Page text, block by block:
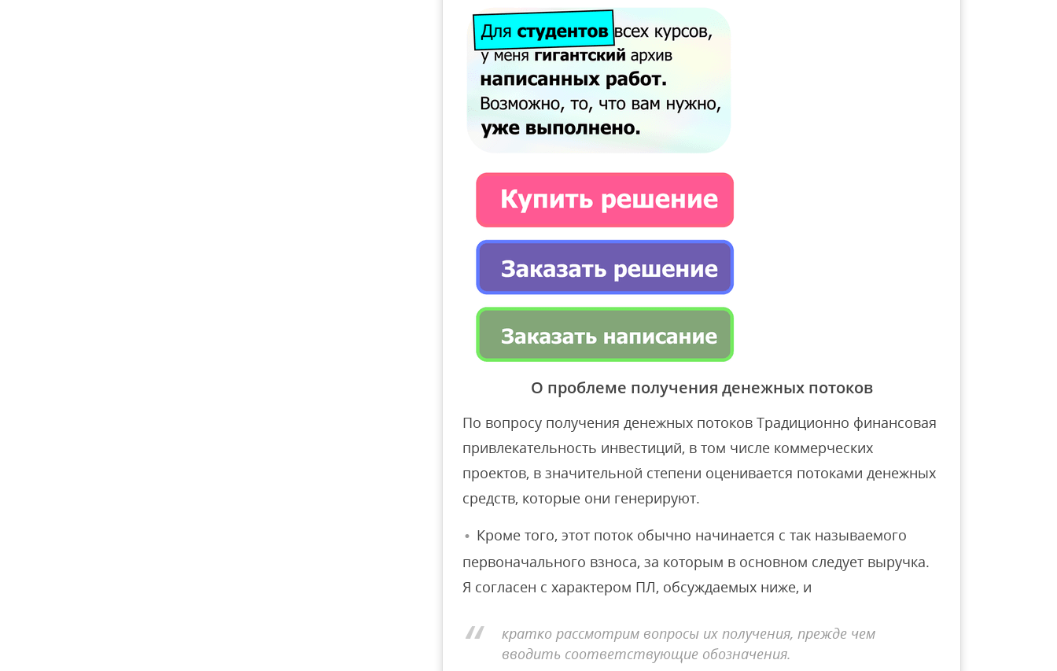
О проблеме получения денежных потоков
По вопросу получения денежных потоков Традиционно финансовая
привлекательность инвестиций, в том числе коммерческих
проектов, в значительной степени оценивается потоками денежных
средств, которые они генерируют.
Кроме того, этот поток обычно начинается с так называемого
первоначального взноса, за которым в основном следует выручка.
Я согласен с характером ПЛ, обсуждаемых ниже, и
кратко рассмотрим вопросы их получения, прежде чем
вводить соответствующие обозначения.